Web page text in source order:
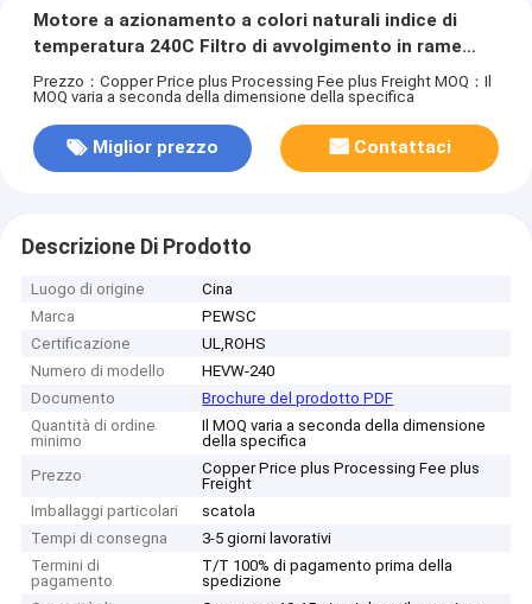
Motore a azionamento a colori naturali indice di
temperatura 240C Filtro di avvolgimento in rame
rettangolare smaltato HEVW-240 con buona
resistenza al calore
Prezzo：Copper Price plus Processing Fee plus Freight MOQ：Il
MOQ varia a seconda della dimensione della specifica
Miglior prezzo Contattaci
Descrizione Di Prodotto
Luogo di origine
Cina
Marca
PEWSC
Certificazione
UL,ROHS
Numero di modello
HEVW-240
Documento
Brochure del prodotto PDF
Quantità di ordine
minimo
Il MOQ varia a seconda della dimensione
della specifica
Prezzo
Copper Price plus Processing Fee plus
Freight
Imballaggi particolari
scatola
Tempi di consegna
3-5 giorni lavorativi
Termini di
pagamento
T/T 100% di pagamento prima della
spedizione